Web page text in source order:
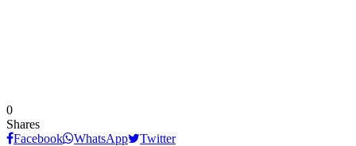
0
Shares
Facebook
WhatsApp Twitter